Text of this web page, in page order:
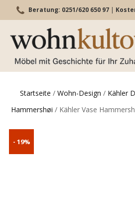
Beratung: 0251/620 650 97 |
Startseite / Wohn-Design / Kähler
Hammershøi / Kähler Vase
- 19%